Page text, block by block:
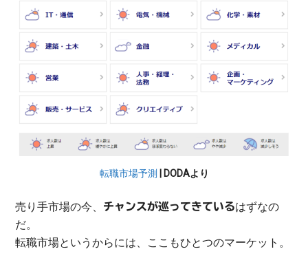
転職市場予測 | DODAより
売り手市場の今、 チャンスが巡ってきているはずなの
だ。
転職市場というからには、ここもひとつのマーケット。